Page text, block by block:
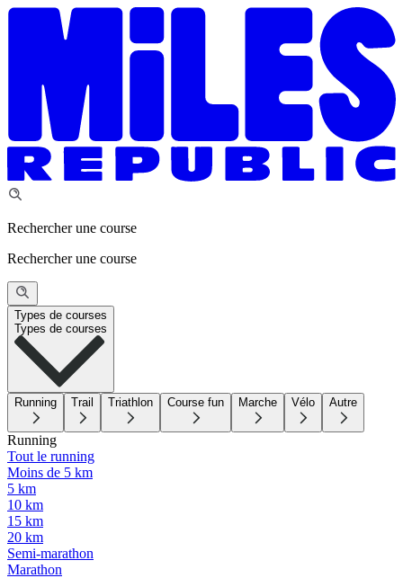
Rechercher une course
Rechercher une course
Types de courses
Types de courses
Running Trail Triathlon Course fun Marche Vélo Autre
Running
Tout le running
Moins de 5 km
5 km
10 km
15 km
20 km
Semi-marathon
Marathon